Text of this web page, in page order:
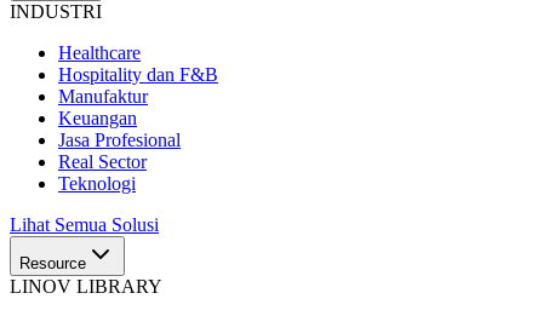
INDUSTRI
Healthcare
Hospitality dan F&B
Manufaktur
Keuangan
Jasa Profesional
Real Sector
Teknologi
Lihat Semua Solusi
Resource
LINOV LIBRARY